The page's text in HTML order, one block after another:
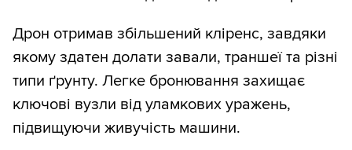
Дрон отримав збільшений кліренс, завдяки
якому здатен долати завали, траншеї та різні
типи ґрунту. Легке бронювання захищає
ключові вузли від уламкових уражень,
підвищуючи живучість машини.